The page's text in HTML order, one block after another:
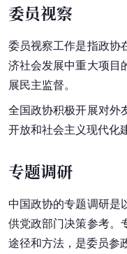
委员视察
委员视察工作是指政协
济社会发展中重大项目
展民主监督。
全国政协积极开展对外
开放和社会主义现代化
专题调研
中国政协的专题调研是
供党政部门决策参考。
途径和方法，是委员参